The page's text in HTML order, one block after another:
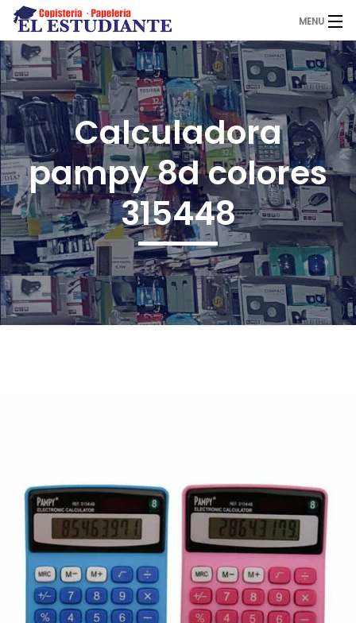
MENU
El Estudiante
Copistería
Papelería
Servicios
Novedades
0,00€
¡Imprimir!
Calculadora
pampy 8d colores
315448